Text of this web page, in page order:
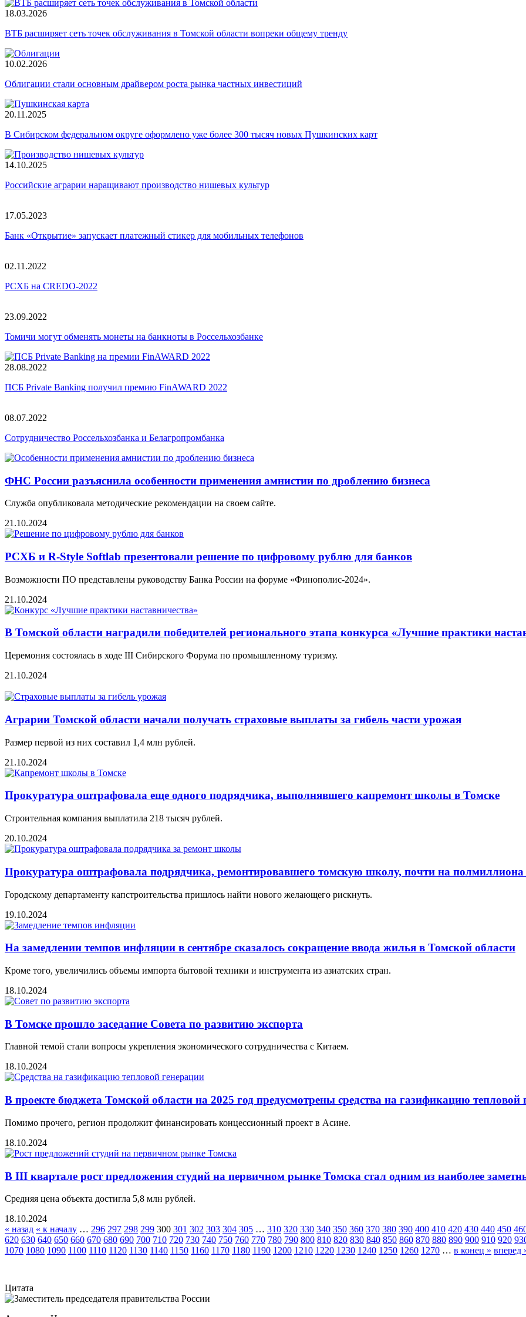
18.03.2026
ВТБ расширяет сеть точек обслуживания в Томской области вопреки общему тренду
10.02.2026
Облигации стали основным драйвером роста рынка частных инвестиций
20.11.2025
В Сибирском федеральном округе оформлено уже более 300 тысяч новых Пушкинских карт
14.10.2025
Российские аграрии наращивают производство нишевых культур
17.05.2023
Банк «Открытие» запускает платежный стикер для мобильных телефонов
02.11.2022
РСХБ на CREDO-2022
23.09.2022
Томичи могут обменять монеты на банкноты в Россельхозбанке
28.08.2022
ПСБ Private Banking получил премию FinAWARD 2022
08.07.2022
Сотрудничество Россельхозбанка и Белагропромбанка
ФНС России разъяснила особенности применения амнистии по дроблению бизнеса
Служба опубликовала методические рекомендации на своем сайте.
21.10.2024
РСХБ и R-Style Softlab презентовали решение по цифровому рублю для банков
Возможности ПО представлены руководству Банка России на форуме «Финополис-2024».
21.10.2024
В Томской области наградили победителей регионального этапа конкурса «Лучшие практики
Церемония состоялась в ходе III Сибирского Форума по промышленному туризму.
21.10.2024
Аграрии Томской области начали получать страховые выплаты за гибель части урожая
Размер первой из них составил 1,4 млн рублей.
21.10.2024
Прокуратура оштрафовала еще одного подрядчика, выполнявшего капремонт школы в Томске
Строительная компания выплатила 218 тысяч рублей.
20.10.2024
Прокуратура оштрафовала подрядчика, ремонтировавшего томскую школу, почти на полмиллиона
Городскому департаменту капстроительства пришлось найти нового желающего рискнуть.
19.10.2024
На замедлении темпов инфляции в сентябре сказалось сокращение ввода жилья в Томской области
Кроме того, увеличились объемы импорта бытовой техники и инструмента из азиатских стран.
18.10.2024
В Томске прошло заседание Совета по развитию экспорта
Главной темой стали вопросы укрепления экономического сотрудничества с Китаем.
18.10.2024
В проекте бюджета Томской области на 2025 год предусмотрены средства на газификацию тепловой
Помимо прочего, регион продолжит финансировать концессионный проект в Асине.
18.10.2024
В III квартале рост предложения студий на первичном рынке Томска стал одним из наиболее
Средняя цена объекта достигла 5,8 млн рублей.
18.10.2024
« назад « к началу … 296 297 298 299 300 301 302 303 304 305 … 310 320 330 340 350 360 370 380 390 400 410 420 430 440 450
620 630 640 650 660 670 680 690 700 710 720 730 740 750 760 770 780 790 800 810 820 830 840 850 860 870 880 890 900 910 920
1070 1080 1090 1100 1110 1120 1130 1140 1150 1160 1170 1180 1190 1200 1210 1220 1230 1240 1250 1260 1270 … в конец » вперед
Цитата